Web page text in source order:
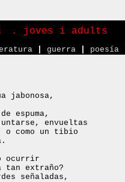
. joves i adults
guerra poesía
jabonosa,
espuma,
envueltas
como un tibio
ocurrir
tan extraño?
señaladas,